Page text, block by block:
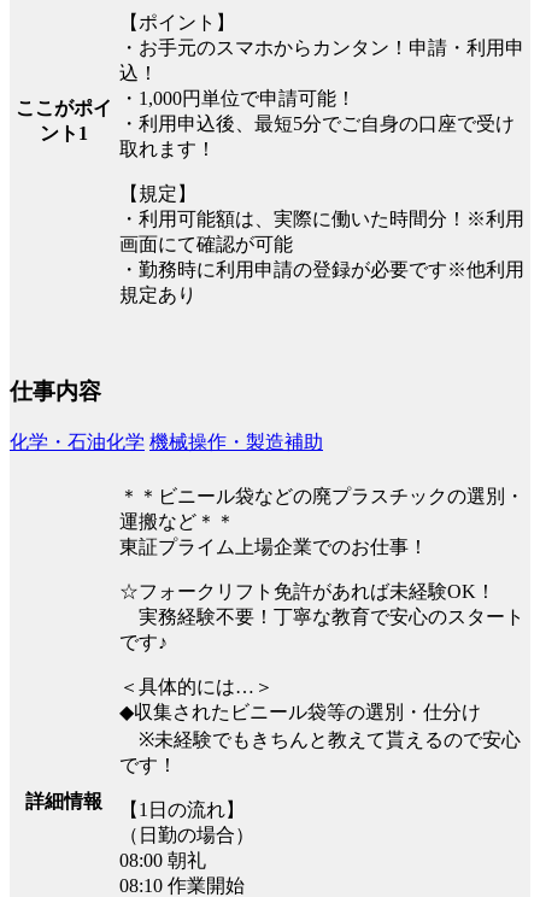
ここがポイ
ント1
【ポイント】
・お手元のスマホからカンタン！申請・利用申
込！
・1,000円単位で申請可能！
・利用申込後、最短5分でご自身の口座で受け
取れます！
【規定】
・利用可能額は、実際に働いた時間分！※利用
画面にて確認が可能
・勤務時に利用申請の登録が必要です※他利用
規定あり
仕事内容
化学・石油化学 機械操作・製造補助
詳細情報
＊＊ビニール袋などの廃プラスチックの選別・
運搬など＊＊
東証プライム上場企業でのお仕事！
☆フォークリフト免許があれば未経験OK！
実務経験不要！丁寧な教育で安心のスタート
です♪
＜具体的には…＞
◆収集されたビニール袋等の選別・仕分け
※未経験でもきちんと教えて貰えるので安心
です！
【1日の流れ】
（日勤の場合）
08:00 朝礼
08:10 作業開始